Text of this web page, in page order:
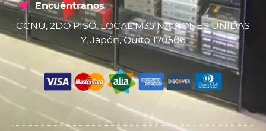
Encuéntranos
CCNU, 2DO PISO, LOCAL M35 NACIONES UNIDAS
Y, Japón, Quito 170506